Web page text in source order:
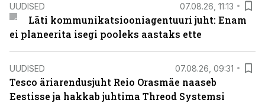
UUDISED 07.08.26, 11:13
Läti kommunikatsiooniagentuuri juht: Enam
ei planeerita isegi pooleks aastaks ette
UUDISED 07.08.26, 09:31
Tesco äriarendusjuht Reio Orasmäe naaseb
Eestisse ja hakkab juhtima Threod Systemsi